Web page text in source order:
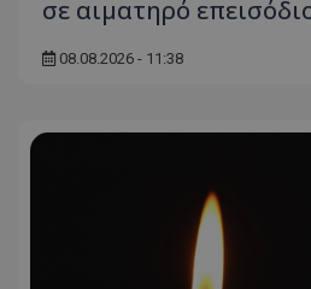
σε αιματηρό
08.08.2026 - 11:38